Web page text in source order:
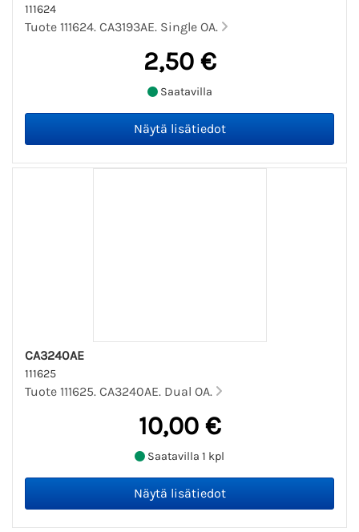
111624
Tuote 111624. CA3193AE. Single OA.
2,50 €
Saatavilla
CA3240AE
111625
Tuote 111625. CA3240AE. Dual OA.
10,00 €
Saatavilla 1 kpl